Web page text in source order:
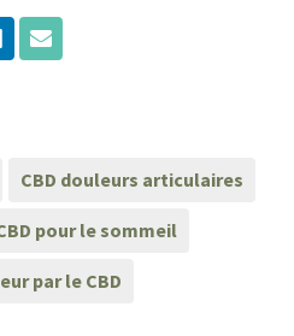
CBD douleurs articulaires
pour le sommeil
par le CBD